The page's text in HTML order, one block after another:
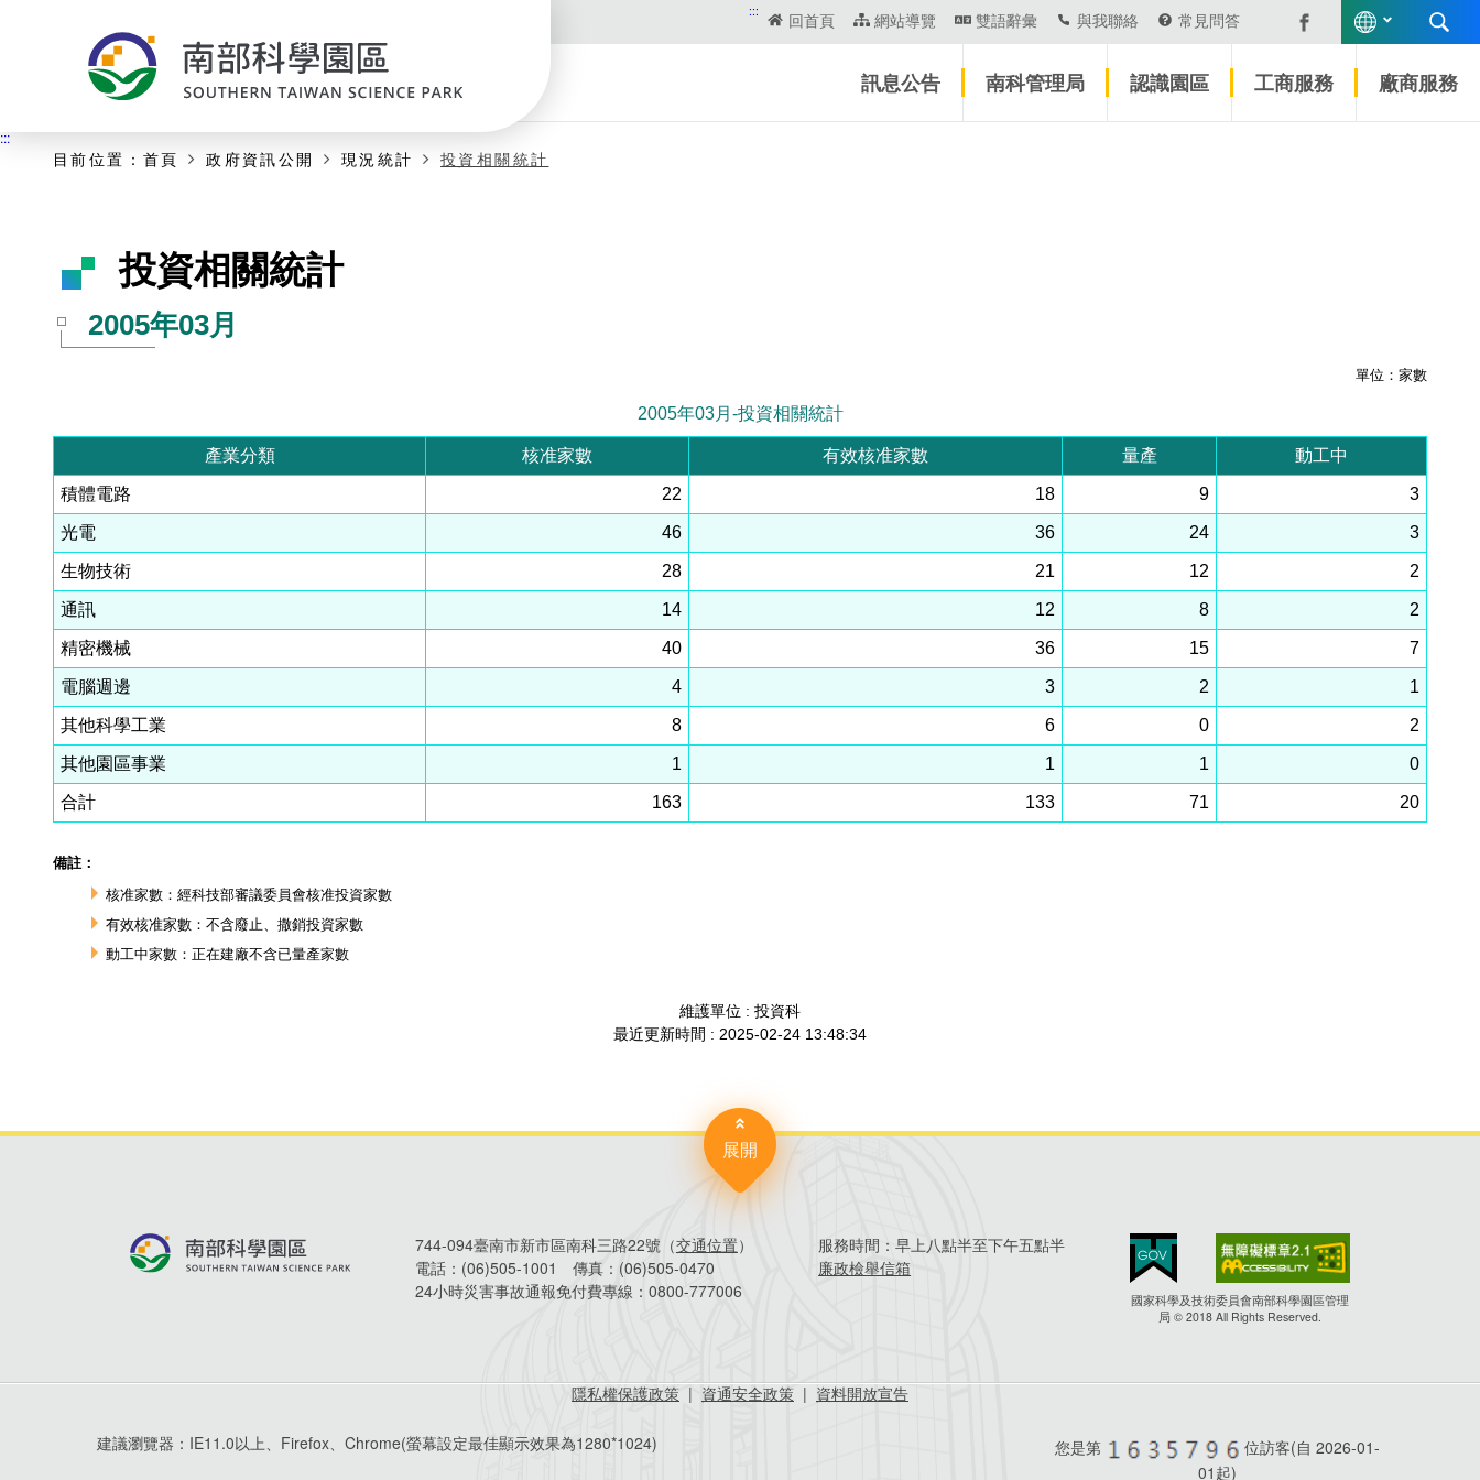
::: 回首頁 網站導覽 雙語辭彙 與我聯絡 常見問答
訊息公告 南科管理局 認識園區 工商服務 廠商服務
主要內容開始
:::
目前位置： 首頁 政府資訊公開 現況統計 投資相關統計
展開
744-094臺南市新市區南科三路22號（交通位置）
電話： (06)505-1001 傳真： (06)505-0470
24小時災害事故通報免付費專線： 0800-777006
服務時間：早上八點半至下午五點半
廉政檢舉信箱
國家科學及技術委員會南部科學園區管理
局 © 2018 All Rights Reserved.
隱私權保護政策 | 資通安全政策 | 資料開放宣告
建議瀏覽器： IE11.0以上、Firefox、Chrome(螢幕設定最佳顯示效果為1280*1024) 您是第 位訪客(自 2026-01-
01起)